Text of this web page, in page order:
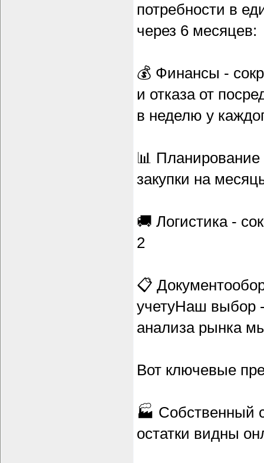
потребности в
через 6 месяцев:
💰 Финансы -
и отказа от
в неделю у
📊 Планирование
закупки на
🚚 Логистика -
2
📋
учетуНаш выбор
анализа рынка
Вот ключевые
🏭 Собственный
остатки видны